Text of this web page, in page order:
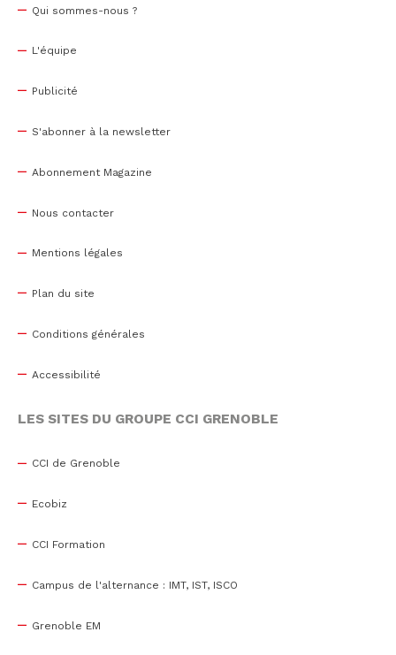
Qui sommes-nous ?
L'équipe
Publicité
S'abonner à la newsletter
Abonnement Magazine
Nous contacter
Mentions légales
Plan du site
Conditions générales
Accessibilité
LES SITES DU GROUPE CCI GRENOBLE
CCI de Grenoble
Ecobiz
CCI Formation
Campus de l'alternance : IMT, IST, ISCO
Grenoble EM